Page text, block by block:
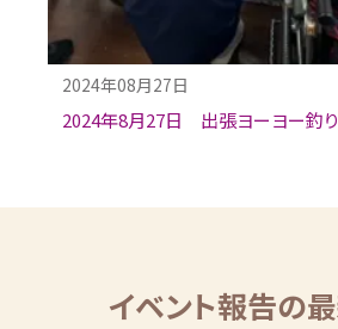
2024年08月27日
2024年8月27日 出張ヨーヨー釣り
イベント報告の